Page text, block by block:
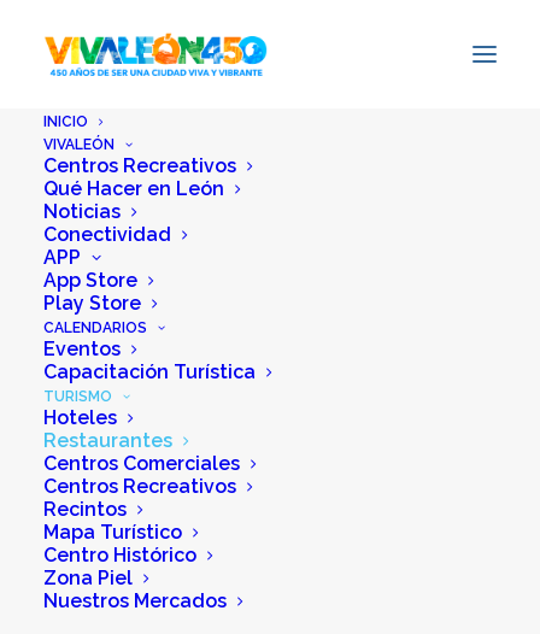
INICIO
VIVALEÓN
Centros Recreativos
Qué Hacer en León
Noticias
Conectividad
APP
App Store
Play Store
CALENDARIOS
Eventos
Capacitación Turística
TURISMO
Hoteles
Restaurantes
Centros Comerciales
Centros Recreativos
Recintos
Mapa Turístico
Centro Histórico
Zona Piel
Nuestros Mercados